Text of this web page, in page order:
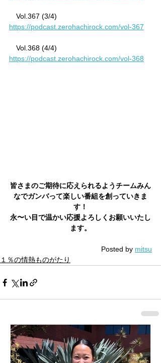
Vol.367 (3/4)
https://podcast.zerohachirock.com/vol-367
Vol.368 (4/4)
https://podcast.zerohachirock.com/vol-368
皆さまのご期待に応えられるようチームみん
なでガンバって楽しい番組を創っていきま
す！
永〜い目で温かい応援よろしくお願いいたし
ます。
Posted by mitsu
１％の情熱ものがたり